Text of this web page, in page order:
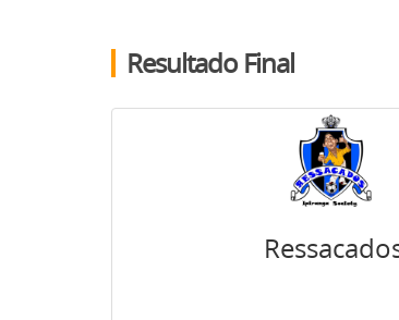
Resultado Final